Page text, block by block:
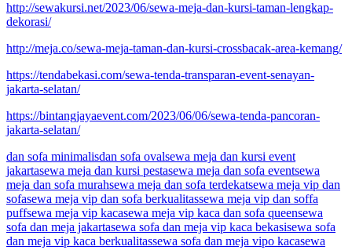
http://sewakursi.net/2023/06/sewa-meja-dan-kursi-taman-lengkap-
dekorasi/
http://meja.co/sewa-meja-taman-dan-kursi-crossbacak-area-kemang/
https://tendabekasi.com/sewa-tenda-transparan-event-senayan-
jakarta-selatan/
https://bintangjayaevent.com/2023/06/06/sewa-tenda-pancoran-
jakarta-selatan/
dan sofa minimalisdan sofa ovalsewa meja dan kursi event
jakartasewa meja dan kursi pestasewa meja dan sofa eventsewa
meja dan sofa murahsewa meja dan sofa terdekatsewa meja vip dan
sofasewa meja vip dan sofa berkualitassewa meja vip dan soffa
puffsewa meja vip kacasewa meja vip kaca dan sofa queensewa
sofa dan meja jakartasewa sofa dan meja vip kaca bekasisewa sofa
dan meja vip kaca berkualitassewa sofa dan meja vipo kacasewa